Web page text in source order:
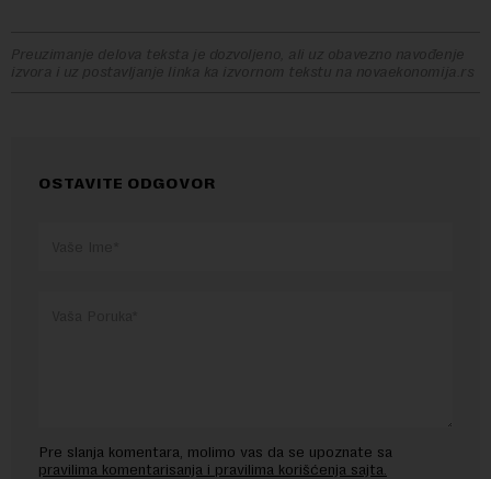
Preuzimanje delova teksta je dozvoljeno, ali uz obavezno navođenje
izvora i uz postavljanje linka ka izvornom tekstu na novaekonomija.rs
OSTAVITE ODGOVOR
Pre slanja komentara, molimo vas da se upoznate sa
pravilima komentarisanja i pravilima korišćenja sajta.